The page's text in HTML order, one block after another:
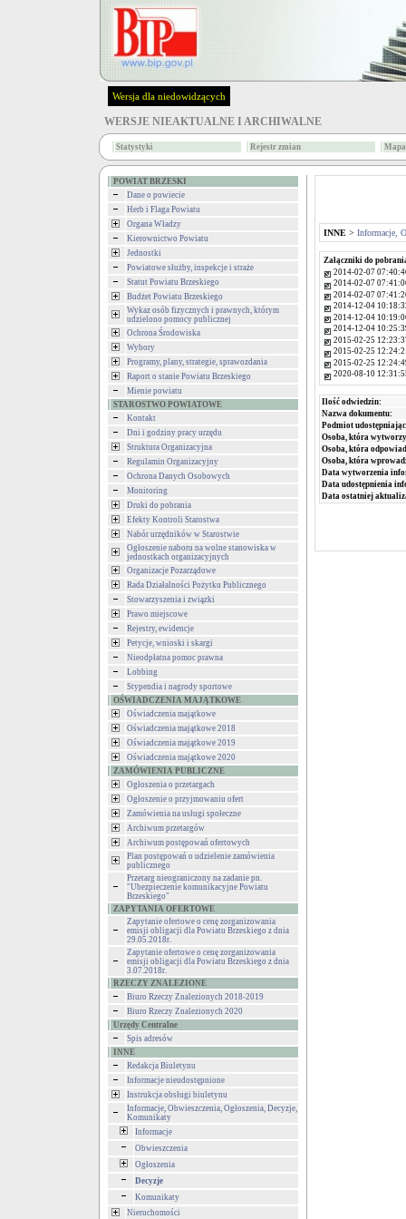
Wersja dla niedowidzących
WERSJE NIEAKTUALNE I ARCHIWALNE
Statystyki Rejestr zmian
POWIAT BRZESKI
Dane o powiecie
Herb i Flaga Powiatu
Organa Władzy
Kierownictwo Powiatu
Jednostki
Powiatowe służby, inspekcje i straże
Statut Powiatu Brzeskiego
Budżet Powiatu Brzeskiego
Wykaz osób fizycznych i prawnych, którym
udzielono pomocy publicznej
Ochrona Środowiska
Wybory
Programy, plany, strategie, sprawozdania
Raport o stanie Powiatu Brzeskiego
Mienie powiatu
STAROSTWO POWIATOWE
Kontakt
Dni i godziny pracy urzędu
Struktura Organizacyjna
Regulamin Organizacyjny
Ochrona Danych Osobowych
Monitoring
Druki do pobrania
Efekty Kontroli Starostwa
Nabór urzędników w Starostwie
Ogłoszenie naboru na wolne stanowiska w
jednostkach organizacyjnych
Organizacje Pozarządowe
Rada Działalności Pożytku Publicznego
Stowarzyszenia i związki
Prawo miejscowe
Rejestry, ewidencje
Petycje, wnioski i skargi
Nieodpłatna pomoc prawna
Lobbing
Stypendia i nagrody sportowe
OŚWIADCZENIA MAJĄTKOWE
Oświadczenia majątkowe
Oświadczenia majątkowe 2018
Oświadczenia majątkowe 2019
Oświadczenia majątkowe 2020
ZAMÓWIENIA PUBLICZNE
Ogłoszenia o przetargach
Ogłoszenie o przyjmowaniu ofert
Zamówienia na usługi społeczne
Archiwum przetargów
Archiwum postępowań ofertowych
Plan postępowań o udzielenie zamówienia
publicznego
Przetarg nieograniczony na zadanie pn.
"Ubezpieczenie komunikacyjne Powiatu
Brzeskiego"
ZAPYTANIA OFERTOWE
Zapytanie ofertowe o cenę zorganizowania
emisji obligacji dla Powiatu Brzeskiego z dnia
29.05.2018r.
Zapytanie ofertowe o cenę zorganizowania
emisji obligacji dla Powiatu Brzeskiego z dnia
3.07.2018r.
RZECZY ZNALEZIONE
Biuro Rzeczy Znalezionych 2018-2019
Biuro Rzeczy Znalezionych 2020
Urzędy Centralne
Spis adresów
INNE
Redakcja Biuletynu
Informacje nieudostępnione
Instrukcja obsługi biuletynu
Informacje, Obwieszczenia, Ogłoszenia, Decyzje,
Komunikaty
Informacje
Obwieszczenia
Ogłoszenia
Decyzje
Komunikaty
Nieruchomości
INNE > Informacje,
Załączniki do
2014-02-07
2014-02-07
2014-02-07
2014-12-04
2014-12-04
2014-12-04
2015-02-25
2015-02-25
2015-02-25
2020-08-10
Ilość odwiedzin:
Nazwa dokumentu:
Podmiot
Osoba, która
Osoba, która
Osoba, która
Data wytworzenia
Data udostępnienia
Data ostatniej